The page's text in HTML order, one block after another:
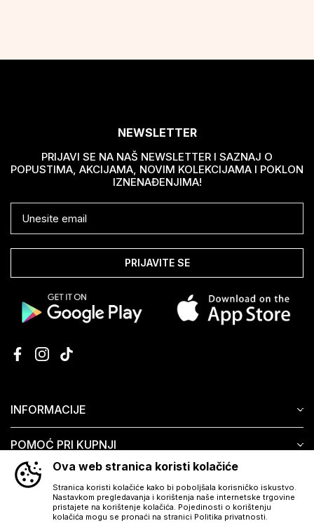
INFORMACIJE
POMOĆ PRI KUPNJI
KORISNIČKI SERVIS
NEWSLETTER
PRIJAVI SE NA NAŠ NEWSLETTER I SAZNAJ O
POPUSTIMA, AKCIJAMA, NOVIM KOLEKCIJAMA I POKLON
IZNENAĐENJIMA!
PRIJAVITE SE
Ova web stranica koristi kolačiće
Stranica koristi kolačiće kako bi poboljšala korisničko iskustvo.
Nastavkom pregledavanja i korištenja naše internetske trgovine
pristajete na korištenje kolačića. Pojedinosti o korištenju
kolačića mogu se pronaći na stranici Politika privatnosti.